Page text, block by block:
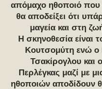
απόμαχο ηθοποιό που
θα αποδείξει ότι
μαγεία και στη
Η σκηνοθεσία είναι
Κουτσομύτη ενώ ο
Τσακίρογλου και
Περλέγκας μαζί με
ηθοποιών αποδίδουν